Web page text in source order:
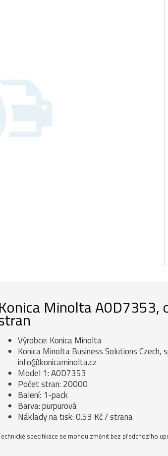
Konica Minolta A0D7353,
Výrobce: Konica Minolta
Konica Minolta Business Solutions
info@konicaminolta.cz
Model 1: A0D7353
Počet stran: 20000
Balení: 1-pack
Barva: purpurová
Náklady na tisk: 0.53 Kč / strana
specifikace se mohou změnit bez předchozího